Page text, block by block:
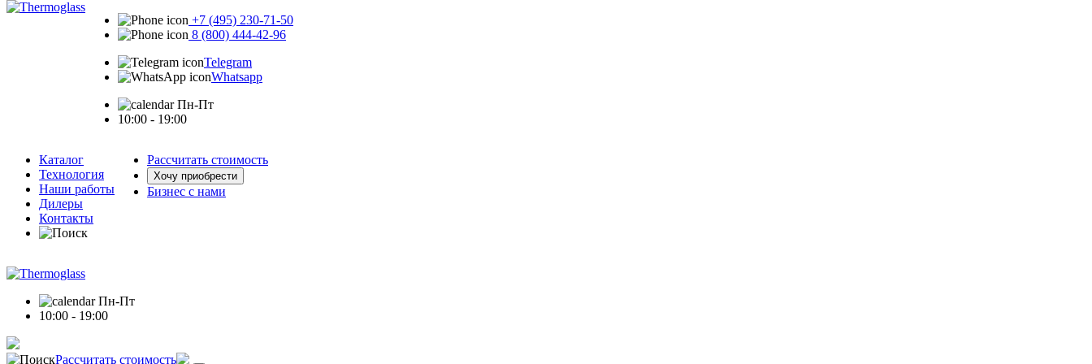
+7 (495) 230-71-50
8 (800) 444-42-96
Telegram
Whatsapp
Пн-Пт
10:00 - 19:00
Каталог
Технология
Наши работы
Дилеры
Контакты
Рассчитать стоимость
Хочу приобрести
Бизнес с нами
Пн-Пт
10:00 - 19:00
Рассчитать стоимость